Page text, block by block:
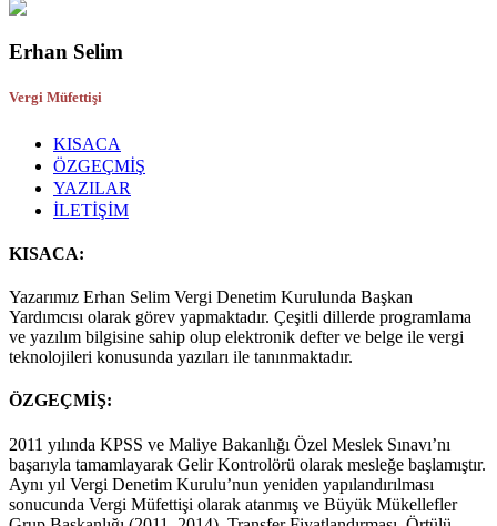
Erhan Selim
Vergi Müfettişi
KISACA
ÖZGEÇMİŞ
YAZILAR
İLETİŞİM
KISACA:
Yazarımız Erhan Selim Vergi Denetim Kurulunda Başkan
Yardımcısı olarak görev yapmaktadır. Çeşitli dillerde programlama
ve yazılım bilgisine sahip olup elektronik defter ve belge ile vergi
teknolojileri konusunda yazıları ile tanınmaktadır.
ÖZGEÇMİŞ:
2011 yılında KPSS ve Maliye Bakanlığı Özel Meslek Sınavı’nı
başarıyla tamamlayarak Gelir Kontrolörü olarak mesleğe başlamıştır.
Aynı yıl Vergi Denetim Kurulu’nun yeniden yapılandırılması
sonucunda Vergi Müfettişi olarak atanmış ve Büyük Mükellefler